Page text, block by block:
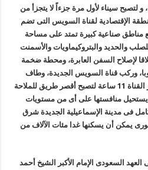
و لتصبح سيناء لأول مرة جزءاً لا يتجزأ من
الإقتصادية لقناة السويس التى تضم
مناطق صناعية كبيرة تمتد على مساحة
للصلب والحديد والبتروكيماويات والأسمنت
لإصلاح السفن العابرة، ومحطة ضخمة
وركب قناة السويس الجديدة، وطاف
بتفريعاتها التى إختصرت مدة عبور القناة 11 ساعة لتصبح أقصر طريق للملاحة
يستحيل منافستها على أى من مستويات
فى مدينة الإسماعيلية الجديدة شرق
يمكن أن يسكنها غدا مئات الآلاف من
العهد السعودى الإمام الأكبر الشيخ أحمد